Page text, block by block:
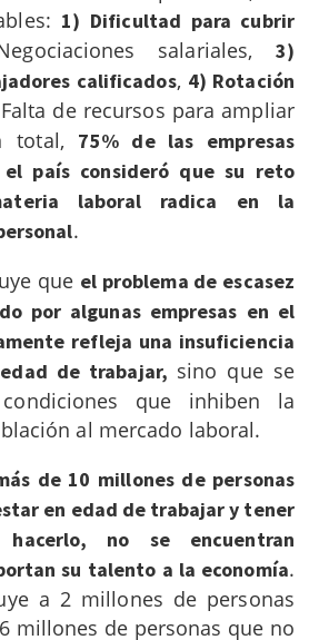
1) Dificultad para cubrir
salariales, 3)
calificados, 4) Rotación
de recursos para ampliar
total, 75% de las empresas
el país consideró que su reto
laboral radica en la
.
que el problema de escasez
por algunas empresas en el
refleja una insuficiencia
de trabajar, sino que se
que inhiben la
al mercado laboral.
de 10 millones de personas
en edad de trabajar y tener
hacerlo, no se encuentran
su talento a la economía.
a 2 millones de personas
millones de personas que no